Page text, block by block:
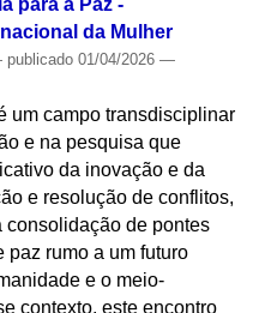
para a Paz -
da Mulher
publicado01/04/2026 —
um campo transdisciplinar
e na pesquisa que
da inovação e da
e resolução de conflitos,
de pontes
paz rumo a um futuro
e o meio-
contexto, este encontro